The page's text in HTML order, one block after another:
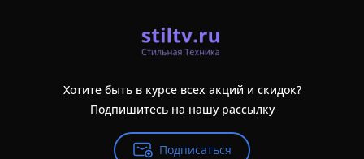
Хотите быть в курсе всех акций и скидок?
Подпишитесь на нашу рассылку
Подписаться